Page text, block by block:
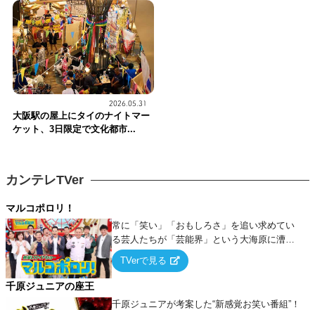
2026.05.31
大阪駅の屋上にタイのナイトマー
ケット、3日限定で文化都市...
カンテレTVer
マルコポロリ！
常に「笑い」「おもしろさ」を追い求めてい
る芸人たちが「芸能界」という大海原に漕ぎ
出でて、新たなオモシロ人間を発掘する！
TVerで見る
千原ジュニアの座王
千原ジュニアが考案した“新感覚お笑い番組”！